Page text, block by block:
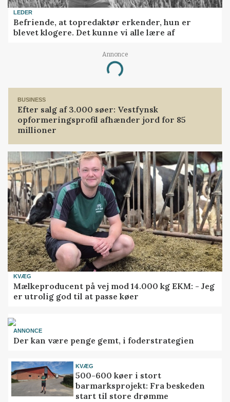
LEDER
Befriende, at topredaktør erkender, hun er
blevet klogere. Det kunne vi alle lære af
Annonce
Loading...
BUSINESS
Efter salg af 3.000 søer: Vestfynsk
opformeringsprofil afhænder jord for 85
millioner
KVÆG
Mælkeproducent på vej mod 14.000 kg EKM: - Jeg
er utrolig god til at passe køer
ANNONCE
Der kan være penge gemt, i foderstrategien
KVÆG
500-600 køer i stort
barmarksprojekt: Fra beskeden
start til store drømme